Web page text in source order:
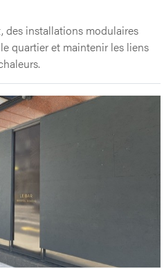
des installations modulaires
quartier et maintenir les liens